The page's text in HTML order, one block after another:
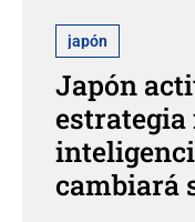
japón
Japón
cambiará